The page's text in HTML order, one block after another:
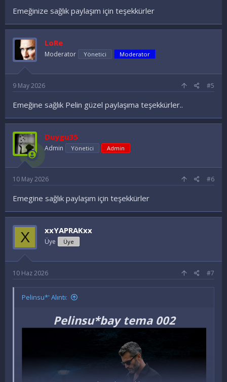
Emeğinize sağlık paylaşım için teşekkürler
LoRe
Moderator Yönetici Moderator
9 May 2026 #5
Emeğine sağlık Pelin güzel paylaşıma teşekkürler..
Duygu35
Admin Yönetici Admin
10 May 2026 #6
Emegine sağlık paylaşım için teşekkürler
X xxYAPRAKxx
Üye Üye
10 Haz 2026 #7
Pelinsu*' Alıntı:
Pelinsu*bay tema 002